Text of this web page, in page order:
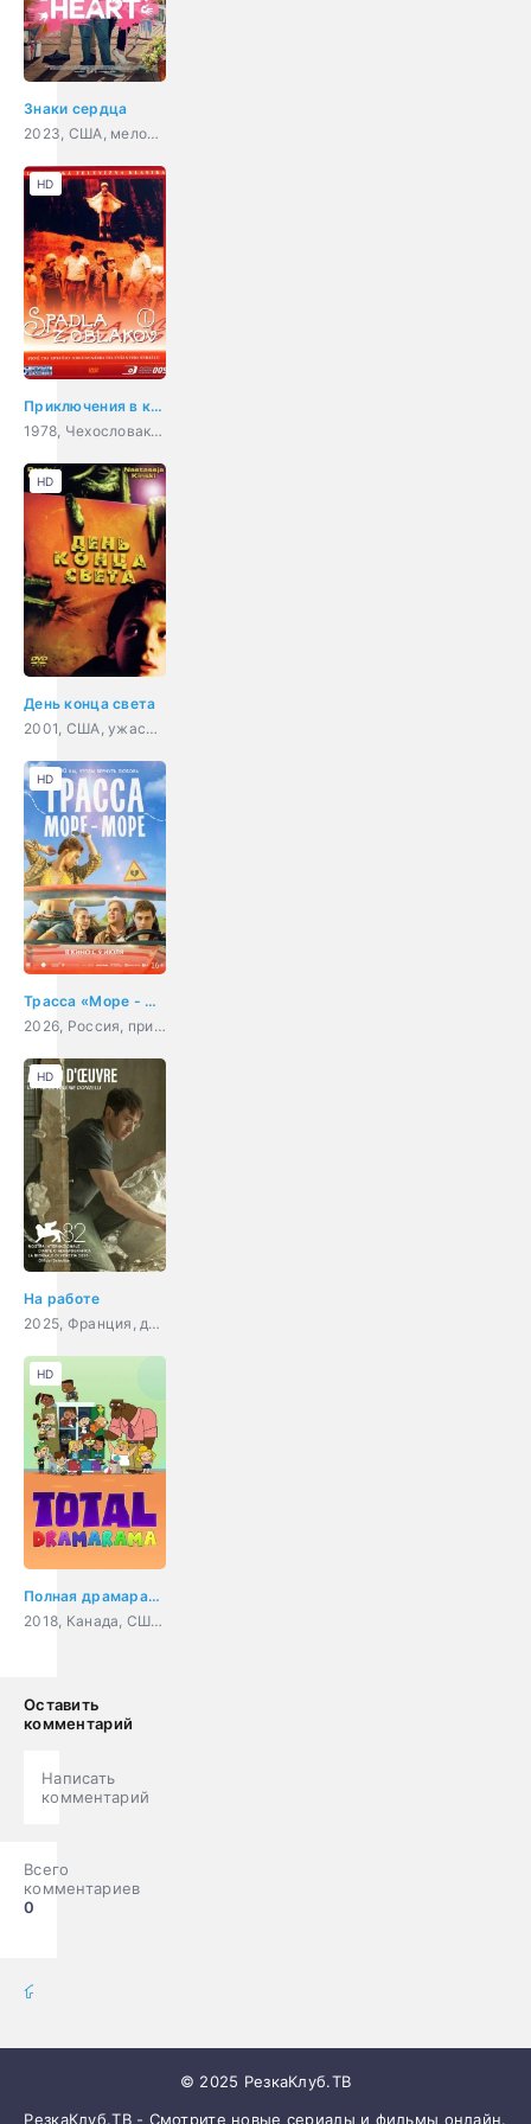
Знаки сердца
2023, США, мелодрама, комедия, семейный
Приключения в каникулы
1978, Чехословакия, фантастика, семейный, фэнтези, комедия, приключения
HD
День конца света
2001, США, ужасы, фантастика
HD
Трасса «Море - море»
2026, Россия, приключения, комедия, мелодрама
HD
На работе
2025, Франция, драма, биография
HD
Полная драмарама
2018, Канада, США, мультфильм, комедия, семейный
HD
Оставить
комментарий
Написать
комментарий
Всего
комментариев
0
© 2025 РезкаКлуб.ТВ
РезкаКлуб.ТВ - Смотрите новые сериалы и фильмы онлайн.